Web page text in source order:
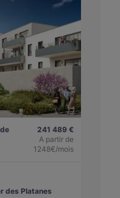
241 489 €
A partir de
1248€/mois
des Platanes